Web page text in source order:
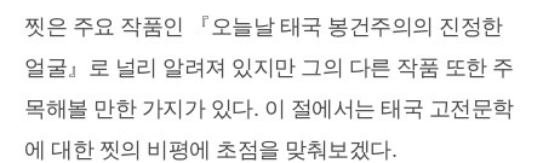
찟은 주요 작품인 『오늘날 태국 봉건주의의 진정한
얼굴』로 널리 알려져 있지만 그의 다른 작품 또한 주
목해볼 만한 가지가 있다. 이 절에서는 태국 고전문학
에 대한 찟의 비평에 초점을 맞춰보겠다.